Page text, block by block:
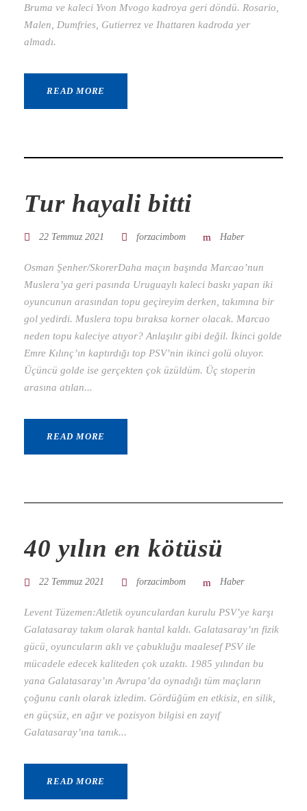
Bruma ve kaleci Yvon Mvogo kadroya geri döndü. Rosario,
Malen, Dumfries, Gutierrez ve Ihattaren kadroda yer
almadı.
READ MORE
Tur hayali bitti
22 Temmuz 2021 forzacimbom Haber
Osman Şenher/SkorerDaha maçın başında Marcao’nun
Muslera’ya geri pasında Uruguaylı kaleci baskı yapan iki
oyuncunun arasından topu geçireyim derken, takımına bir
gol yedirdi. Muslera topu bıraksa korner olacak. Marcao
neden topu kaleciye atıyor? Anlaşılır gibi değil. İkinci golde
Emre Kılınç’ın kaptırdığı top PSV’nin ikinci golü oluyor.
Üçüncü golde ise gerçekten çok üzüldüm. Üç stoperin
arasına atılan...
READ MORE
40 yılın en kötüsü
22 Temmuz 2021 forzacimbom Haber
Levent Tüzemen:Atletik oyunculardan kurulu PSV’ye karşı
Galatasaray takım olarak hantal kaldı. Galatasaray’ın fizik
gücü, oyuncuların aklı ve çabukluğu maalesef PSV ile
mücadele edecek kaliteden çok uzaktı. 1985 yılından bu
yana Galatasaray’ın Avrupa’da oynadığı tüm maçların
çoğunu canlı olarak izledim. Gördüğüm en etkisiz, en silik,
en güçsüz, en ağır ve pozisyon bilgisi en zayıf
Galatasaray’ına tanık...
READ MORE